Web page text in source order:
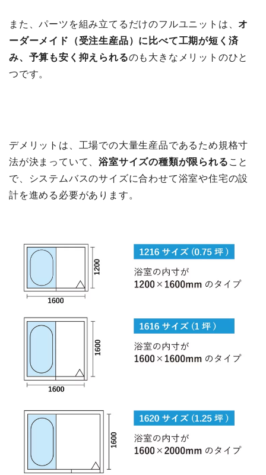
また、パーツを組み立てるだけのフルユニットは、 オ
ーダーメイド（受注生産品）に比べて工期が短く済
み、予算も安く抑えられるのも大きなメリットのひと
つです。
デメリットは、工場での大量生産品であるため規格寸
法が決まっていて、浴室サイズの種類が限られる こと
で、システムバスのサイズに合わせて浴室や住宅の設
計を進める必要があります。